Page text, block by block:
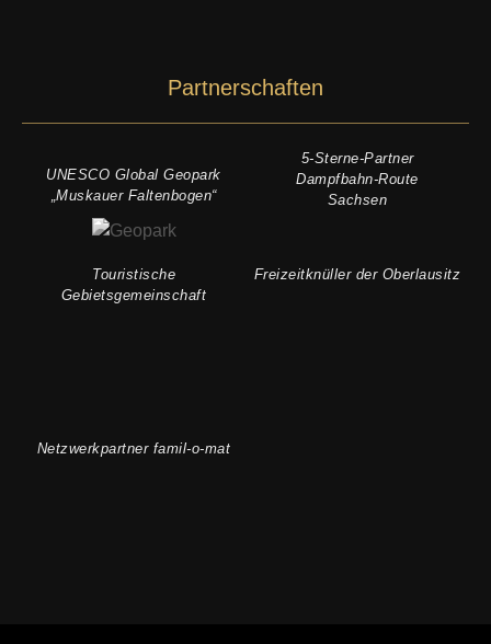
Partnerschaften
UNESCO Global Geopark
„Muskauer Faltenbogen“
5-Sterne-Partner
Dampfbahn-Route
Sachsen
Touristische
Gebietsgemeinschaft
Freizeitknüller der Oberlausitz
Netzwerkpartner famil-o-mat